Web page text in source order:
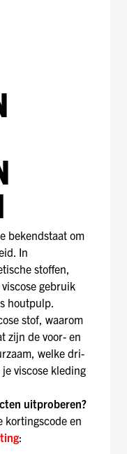
bekendstaat om
In
stoffen,
gebruik
houtpulp.
stof, waarom
zijn de voor- en
welke dri-
viscose kleding
uitproberen?
kortingscode en
: